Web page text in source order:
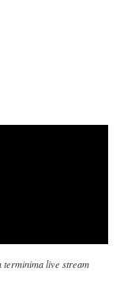
terminima live stream